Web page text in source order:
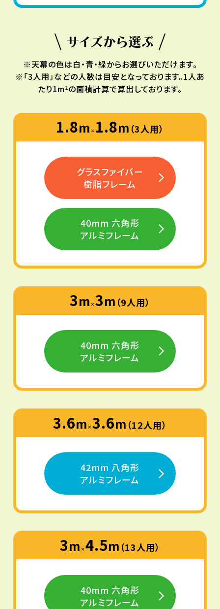
サイズから選ぶ
※天幕の色は白・青・緑からお選びいただけます。
※「3人用」などの人数は目安となっております。1人あ
たり1m2の面積計算で算出しております。
1.8m × 1.8m （3人用）
グラスファイバー
樹脂フレーム
40mm 六角形
アルミフレーム
3m ×3m （9人用）
40mm 六角形
アルミフレーム
3.6m ×3.6m （12人用）
42mm 八角形
アルミフレーム
3m ×4.5m （13人用）
40mm 六角形
アルミフレーム